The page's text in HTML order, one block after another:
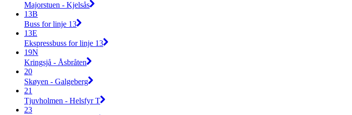
Majorstuen - Kjelsås
13B
Buss for linje 13
13E
Ekspressbuss for linje 13
19N
Kringsjå - Åsbråten
20
Skøyen - Galgeberg
21
Tjuvholmen - Helsfyr T
23